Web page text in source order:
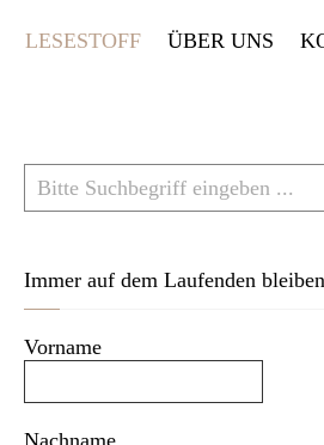
LESESTOFF ÜBER UNS
Immer auf dem Laufenden
Vorname